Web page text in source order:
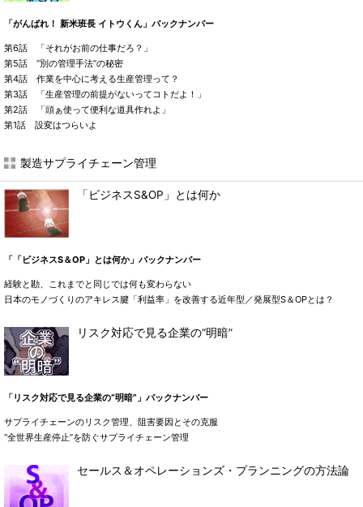
「がんばれ！ 新米班長 イトウくん」バックナンバー
第6話 「それがお前の仕事だろ？」
第5話 “別の管理手法”の秘密
第4話 作業を中心に考える生産管理って？
第3話 「生産管理の前提がないってコトだよ！」
第2話 「頭ぁ使って便利な道具作れよ」
第1話 設変はつらいよ
製造サプライチェーン管理
「ビジネスS&OP」とは何か
「「ビジネスS＆OP」とは何か」バックナンバー
経験と勘、これまでと同じでは何も変わらない
日本のモノづくりのアキレス腱「利益率」を改善する近年型／発展型S＆OPとは？
リスク対応で見る企業の“明暗”
「リスク対応で見る企業の“明暗”」バックナンバー
サプライチェーンのリスク管理、阻害要因とその克服
“全世界生産停止”を防ぐサプライチェーン管理
セールス＆オペレーションズ・プランニングの方法論